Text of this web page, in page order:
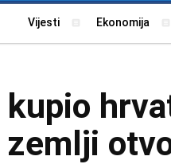
Vijesti Ekonomija